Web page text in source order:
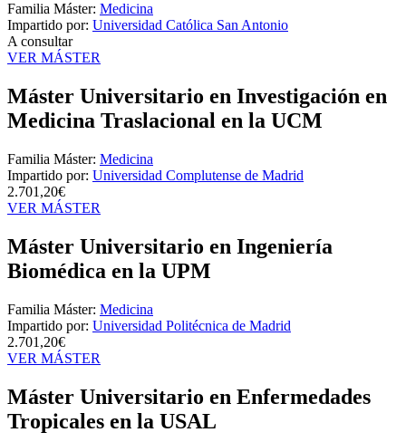
Familia Máster: Medicina
Impartido por: Universidad Católica San Antonio
A consultar
VER MÁSTER
Máster Universitario en Investigación en
Medicina Traslacional en la UCM
Familia Máster: Medicina
Impartido por: Universidad Complutense de Madrid
2.701,20€
VER MÁSTER
Máster Universitario en Ingeniería
Biomédica en la UPM
Familia Máster: Medicina
Impartido por: Universidad Politécnica de Madrid
2.701,20€
VER MÁSTER
Máster Universitario en Enfermedades
Tropicales en la USAL